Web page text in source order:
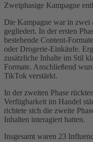
Zweiphasige Kampagne
Die Kampagne war in zwei
gegliedert. In der ersten
bestehende Content-
oder Drogerie-Einkäufe.
zusätzliche Inhalte im Stil
Formate. Anschließend
TikTok verstärkt.
In der zweiten Phase
Verfügbarkeit im Handel
richtete sich die zweite
Inhalten interagiert hatten.
Insgesamt waren 23